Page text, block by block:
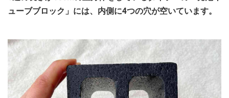
ューブブロック」には、内側に4つの穴が空いています。